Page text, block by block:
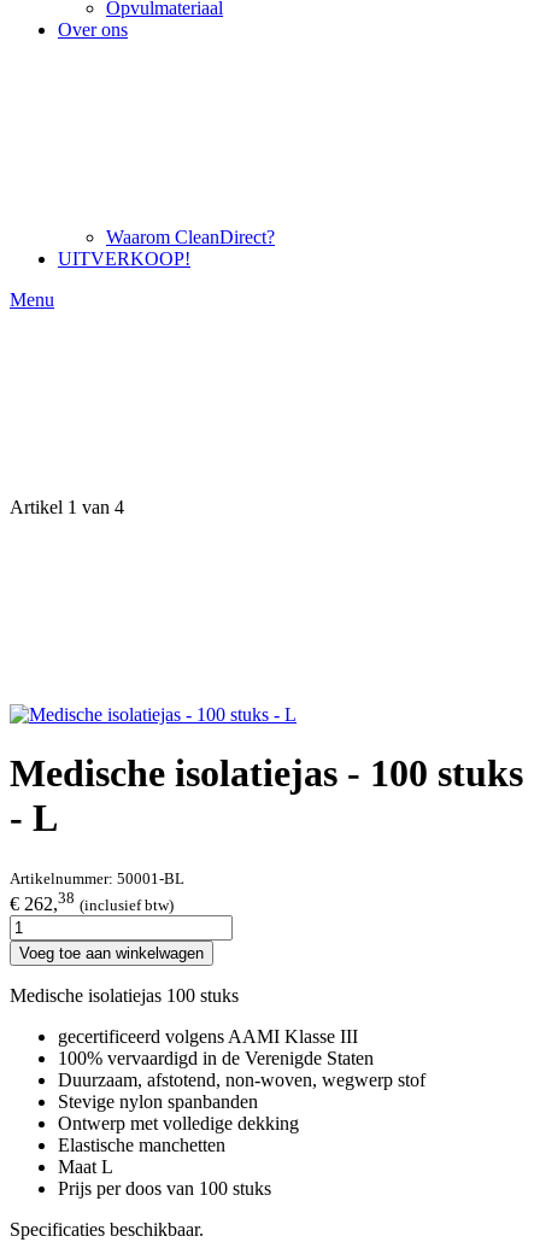
Opvulmateriaal
Over ons
Waarom CleanDirect?
UITVERKOOP!
Menu
Artikel 1 van 4
Medische isolatiejas - 100 stuks
- L
Artikelnummer: 50001-BL
€ 262,38 (inclusief btw)
Voeg toe aan winkelwagen
Medische isolatiejas 100 stuks
gecertificeerd volgens AAMI Klasse III
100% vervaardigd in de Verenigde Staten
Duurzaam, afstotend, non-woven, wegwerp stof
Stevige nylon spanbanden
Ontwerp met volledige dekking
Elastische manchetten
Maat L
Prijs per doos van 100 stuks
Specificaties beschikbaar.